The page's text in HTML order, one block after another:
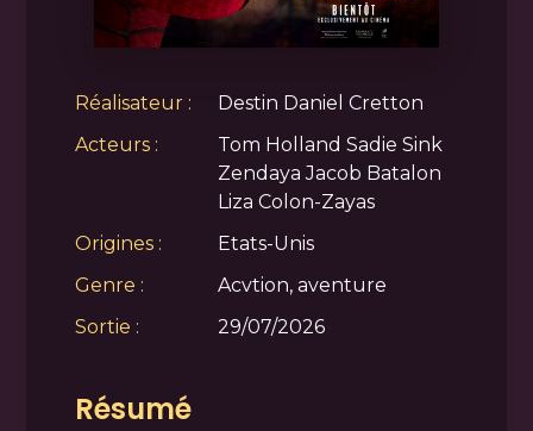
Réalisateur :
Destin Daniel Cretton
Acteurs :
Tom Holland Sadie Sink
Zendaya Jacob Batalon
Liza Colon-Zayas
Origines :
Etats-Unis
Genre :
Acvtion, aventure
Sortie :
29/07/2026
Résumé